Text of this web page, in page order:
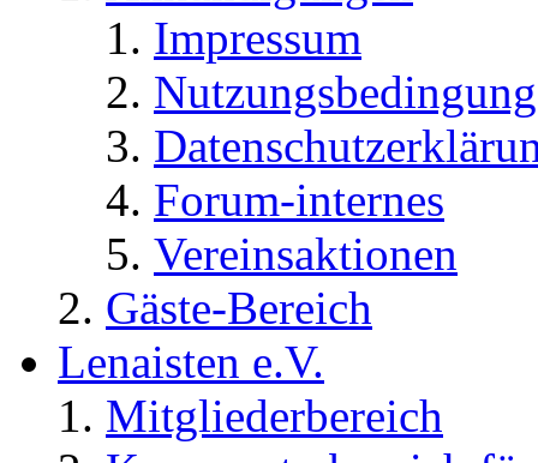
Impressum
Forum-internes
Vereinsaktionen
Gäste-Bereich
Lenaisten e.V.
Mitgliederbereich